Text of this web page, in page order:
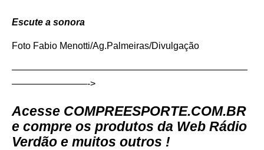
Escute a sonora
Foto Fabio Menotti/Ag.Palmeiras/Divulgação
—————————————————————————
————————->
Acesse COMPREESPORTE.COM.BR
e compre os produtos da Web Rádio
Verdão e muitos outros !